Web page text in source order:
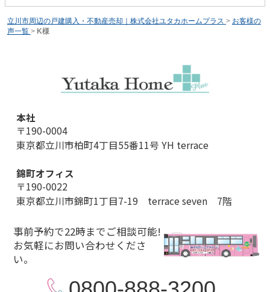
立川市周辺の戸建購入・不動産売却｜株式会社ユタカホームプラス > お客様の
声一覧 > K様
本社
〒190-0004
東京都立川市柏町4丁目55番11号 YH terrace
錦町オフィス
〒190-0022
東京都立川市錦町1丁目7-19 terrace seven 7階
事前予約で22時までご相談可能!
お気軽にお問い合わせくださ
い。